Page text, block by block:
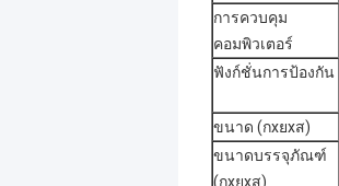
การควบคุม
คอมพิวเตอร์
ฟังก์ชั่นการป้องกัน
ขนาด (กxยxส)
ขนาดบรรจุภัณฑ์
(กxยxส)